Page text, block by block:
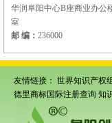
华润阜阳中心B座商业办公
室
邮 编： 236000
友情链接： 世界知识产权
德里商标国际注册查询 知